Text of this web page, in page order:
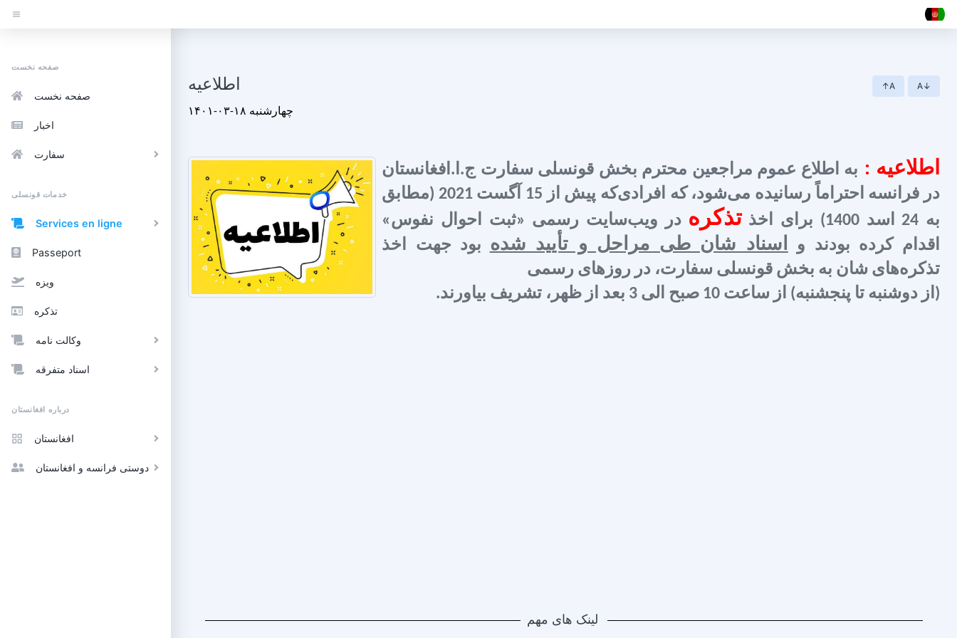
صفحه نخست
صفحه نخست
اخبار
سفارت
خدمات قونسلی
Services en ligne
Passeport
ویزه
تذکره
وکالت نامه
اسناد متفرقه
درباره افغانستان
افغانستان
دوستی فرانسه و افغانستان
اطلاعیه ↑A A↓
۱۴۰۱-۰۳-۱۸ چهارشنبه
اطلاعیه : به اطلاع عموم مراجعین محترم بخش قونسلی سفارت ج.ا.افغانستان
در فرانسه احتراماً رسانیده می‌شود، که افرادی‌که پیش از 15 آگست 2021 (مطابق
به 24 اسد 1400) برای اخذ
تذکره در ویب‌سایت رسمی «ثبت احوال نفوس»
اقدام کرده بودند و اسناد شان طی مراحل و تأیید شده
بود جهت اخذ
تذکره‌های شان به بخش قونسلی سفارت، در روزهای رسمی
(از دوشنبه تا پنجشنبه) از ساعت 10 صبح الی 3 بعد از ظهر، تشریف بیاورند.